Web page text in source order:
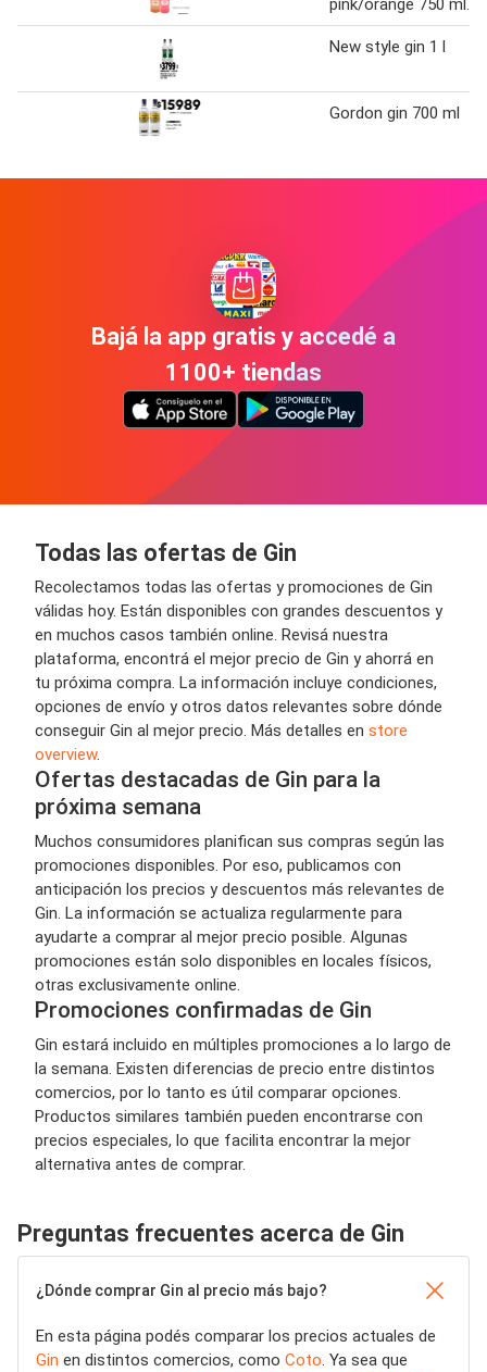
New style gin 1 l
Gordon gin 700 ml
Bajá la app gratis y accedé a
1100+ tiendas
Todas las ofertas de Gin
Recolectamos todas las ofertas y promociones de Gin
válidas hoy. Están disponibles con grandes descuentos y
en muchos casos también online. Revisá nuestra
plataforma, encontrá el mejor precio de Gin y ahorrá en
tu próxima compra. La información incluye condiciones,
opciones de envío y otros datos relevantes sobre dónde
conseguir Gin al mejor precio. Más detalles en store
overview.
Ofertas destacadas de Gin para la
próxima semana
Muchos consumidores planifican sus compras según las
promociones disponibles. Por eso, publicamos con
anticipación los precios y descuentos más relevantes de
Gin. La información se actualiza regularmente para
ayudarte a comprar al mejor precio posible. Algunas
promociones están solo disponibles en locales físicos,
otras exclusivamente online.
Promociones confirmadas de Gin
Gin estará incluido en múltiples promociones a lo largo de
la semana. Existen diferencias de precio entre distintos
comercios, por lo tanto es útil comparar opciones.
Productos similares también pueden encontrarse con
precios especiales, lo que facilita encontrar la mejor
alternativa antes de comprar.
Preguntas frecuentes acerca de Gin
¿Dónde comprar Gin al precio más bajo?
En esta página podés comparar los precios actuales de
Gin en distintos comercios, como Coto . Ya sea que